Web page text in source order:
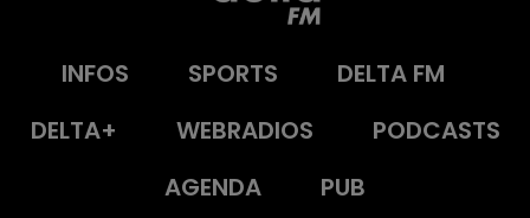
INFOS SPORTS
DELTA FM
DELTA+
WEBRADIOS
PODCASTS
AGENDA
PUB